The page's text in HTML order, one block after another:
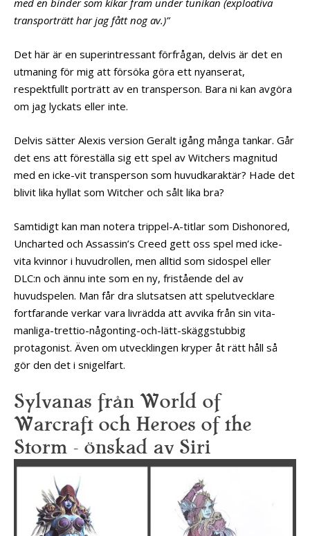
med en binder som kikar fram under tunikan (exploativa
transporträtt har jag fått nog av.)”
Det här är en superintressant förfrågan, delvis är det en
utmaning för mig att försöka göra ett nyanserat,
respektfullt porträtt av en transperson. Bara ni kan avgöra
om jag lyckats eller inte.
Delvis sätter Alexis version Geralt igång många tankar. Går
det ens att föreställa sig ett spel av Witchers magnitud
med en icke-vit transperson som huvudkaraktär? Hade det
blivit lika hyllat som Witcher och sålt lika bra?
Samtidigt kan man notera trippel-A-titlar som Dishonored,
Uncharted och Assassin’s Creed gett oss spel med icke-
vita kvinnor i huvudrollen, men alltid som sidospel eller
DLC:n och ännu inte som en ny, fristående del av
huvudspelen. Man får dra slutsatsen att spelutvecklare
fortfarande verkar vara livrädda att avvika från sin vita-
manliga-trettio-någonting-och-lätt-skäggstubbig
protagonist. Även om utvecklingen kryper åt rätt håll så
gör den det i snigelfart.
Sylvanas från World of
Warcraft och Heroes of the
Storm – önskad av Siri